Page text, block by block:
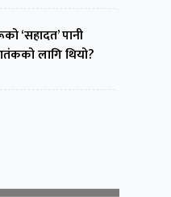
‘सहादत’ पानी
लागि थियो?